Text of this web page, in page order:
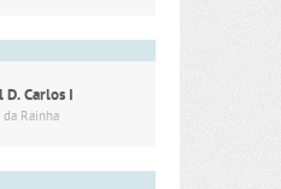
D. Carlos I
da Rainha